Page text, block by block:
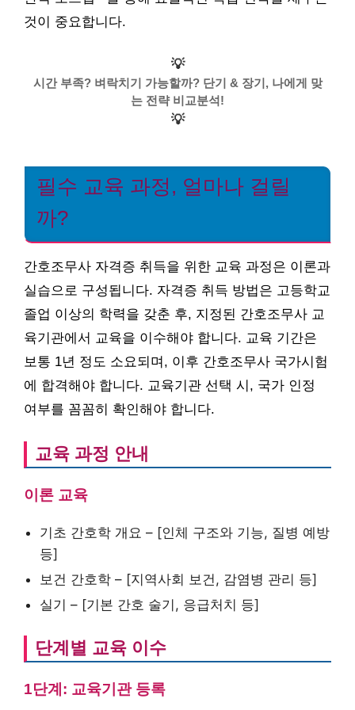
것이 중요합니다.
💡
시간 부족? 벼락치기 가능할까? 단기 & 장기, 나에게 맞
는 전략 비교분석!
💡
필수 교육 과정, 얼마나 걸릴
까?
간호조무사 자격증 취득을 위한 교육 과정은 이론과
실습으로 구성됩니다. 자격증 취득 방법은 고등학교
졸업 이상의 학력을 갖춘 후, 지정된 간호조무사 교
육기관에서 교육을 이수해야 합니다. 교육 기간은
보통 1년 정도 소요되며, 이후 간호조무사 국가시험
에 합격해야 합니다. 교육기관 선택 시, 국가 인정
여부를 꼼꼼히 확인해야 합니다.
교육 과정 안내
이론 교육
기초 간호학 개요 – [인체 구조와 기능, 질병 예방
등]
보건 간호학 – [지역사회 보건, 감염병 관리 등]
실기 – [기본 간호 술기, 응급처치 등]
단계별 교육 이수
1단계: 교육기관 등록